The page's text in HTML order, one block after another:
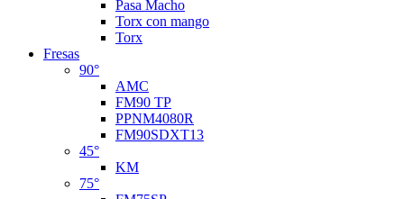
Pasa Macho
Torx con mango
Torx
Fresas
90°
AMC
FM90 TP
PPNM4080R
FM90SDXT13
45°
KM
75°